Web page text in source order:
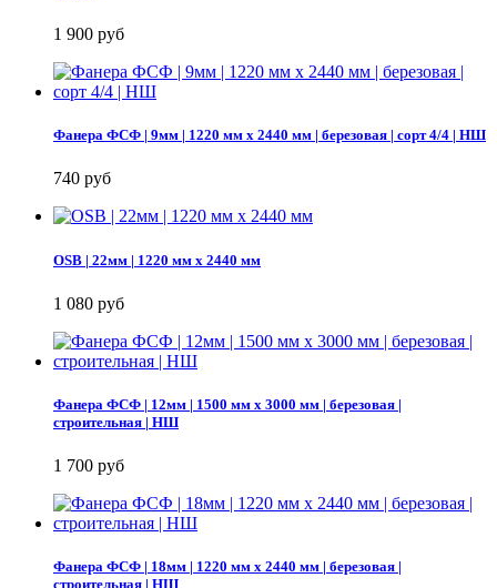
1 900 руб
Фанера ФСФ | 9мм | 1220 мм х 2440 мм | березовая | сорт 4/4 | НШ
740 руб
OSB | 22мм | 1220 мм х 2440 мм
1 080 руб
Фанера ФСФ | 12мм | 1500 мм х 3000 мм | березовая |
строительная | НШ
1 700 руб
Фанера ФСФ | 18мм | 1220 мм х 2440 мм | березовая |
строительная | НШ